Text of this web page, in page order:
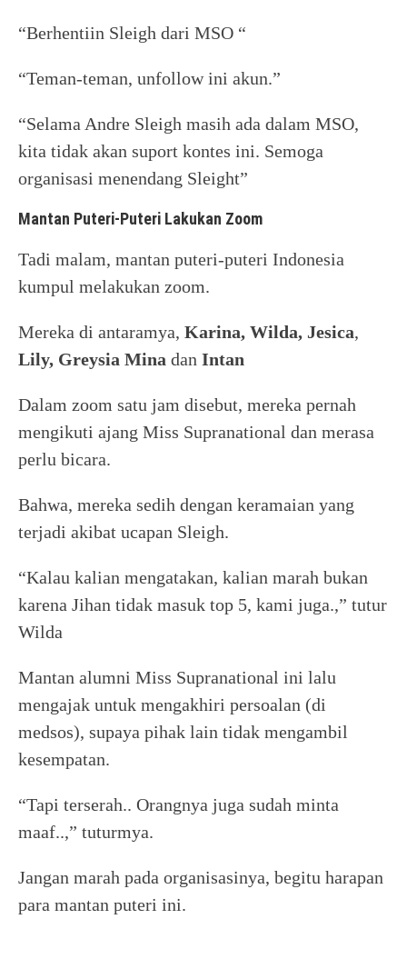
“Berhentiin Sleigh dari MSO “
“Teman-teman, unfollow ini akun.”
“Selama Andre Sleigh masih ada dalam MSO,
kita tidak akan suport kontes ini. Semoga
organisasi menendang Sleight”
Mantan Puteri-Puteri Lakukan Zoom
Tadi malam, mantan puteri-puteri Indonesia
kumpul melakukan zoom.
Mereka di antaramya, Karina, Wilda, Jesica,
Lily, Greysia Mina dan Intan
Dalam zoom satu jam disebut, mereka pernah
mengikuti ajang Miss Supranational dan merasa
perlu bicara.
Bahwa, mereka sedih dengan keramaian yang
terjadi akibat ucapan Sleigh.
“Kalau kalian mengatakan, kalian marah bukan
karena Jihan tidak masuk top 5, kami juga.,” tutur
Wilda
Mantan alumni Miss Supranational ini lalu
mengajak untuk mengakhiri persoalan (di
medsos), supaya pihak lain tidak mengambil
kesempatan.
“Tapi terserah.. Orangnya juga sudah minta
maaf..,” tuturmya.
Jangan marah pada organisasinya, begitu harapan
para mantan puteri ini.